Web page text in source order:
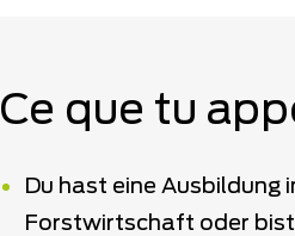
Ce que tu
Du hast eine Ausbildung
Forstwirtschaft oder